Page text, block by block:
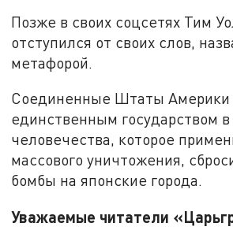
Позже в своих соцсетях Тим
отступился от своих слов,
метафорой.
Соединенные Штаты Америки
единственным государством в
человечества, которое
массового уничтожения,
бомбы на японские города.
Уважаемые читатели